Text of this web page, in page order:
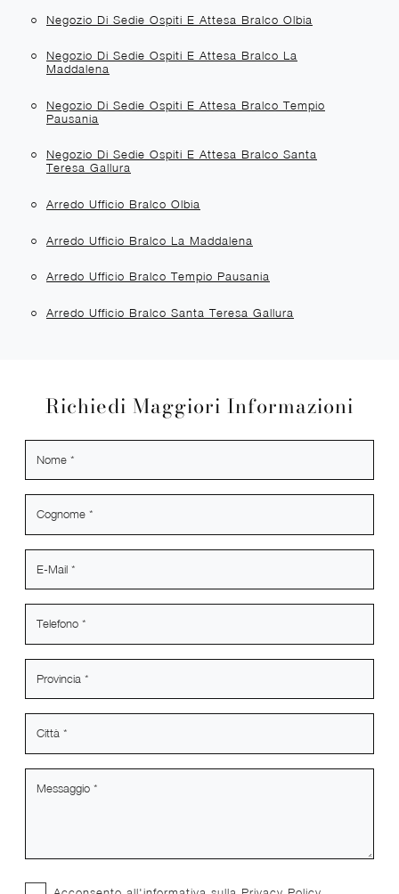
Negozio Di Sedie Ospiti E Attesa Bralco Olbia
Negozio Di Sedie Ospiti E Attesa Bralco La
Maddalena
Negozio Di Sedie Ospiti E Attesa Bralco Tempio
Pausania
Negozio Di Sedie Ospiti E Attesa Bralco Santa
Teresa Gallura
Arredo Ufficio Bralco Olbia
Arredo Ufficio Bralco La Maddalena
Arredo Ufficio Bralco Tempio Pausania
Arredo Ufficio Bralco Santa Teresa Gallura
Richiedi Maggiori Informazioni